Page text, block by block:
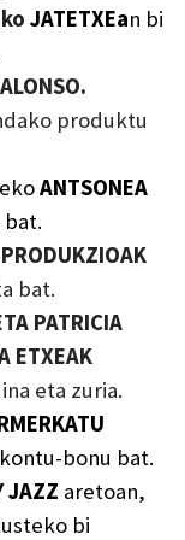
ko JATETXEan bi
produktu
ANTSONEA
bat.
PATRICIA
ETXEAK
eta zuria.
bonu bat.
JAZZ aretoan,
teko bi